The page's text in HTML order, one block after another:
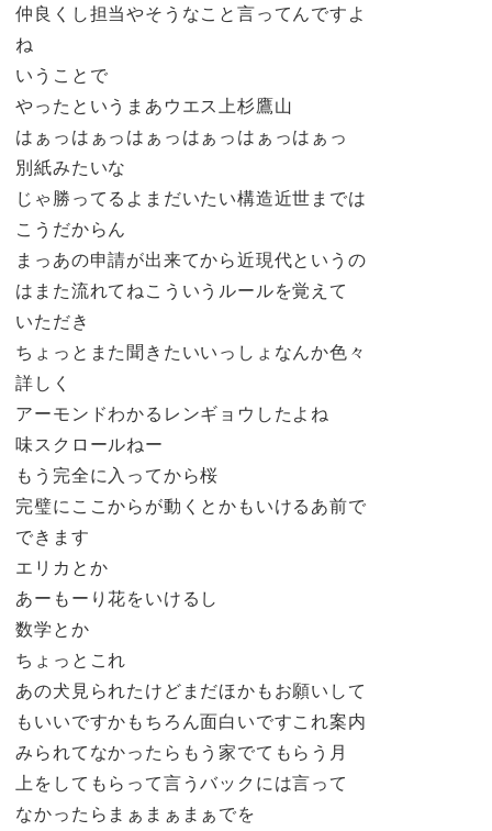
仲良くし担当やそうなこと言ってんですよ
ね
いうことで
やったというまあウエス上杉鷹山
はぁっはぁっはぁっはぁっはぁっはぁっ
別紙みたいな
じゃ勝ってるよまだいたい構造近世までは
こうだからん
まっあの申請が出来てから近現代というの
はまた流れてねこういうルールを覚えて
いただき
ちょっとまた聞きたいいっしょなんか色々
詳しく
アーモンドわかるレンギョウしたよね
味スクロールねー
もう完全に入ってから桜
完璧にここからが動くとかもいけるあ前で
できます
エリカとか
あーもーり花をいけるし
数学とか
ちょっとこれ
あの犬見られたけどまだほかもお願いして
もいいですかもちろん面白いですこれ案内
みられてなかったらもう家でてもらう月
上をしてもらって言うバックには言って
なかったらまぁまぁまぁでを